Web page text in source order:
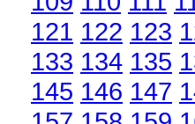
121 122 123
133 134 135
145 146 147